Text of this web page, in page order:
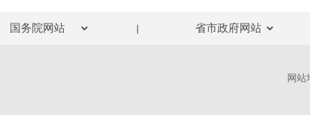
|
网站